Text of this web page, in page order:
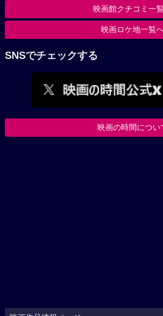
映画館クチコミ一
映画ロケ地一覧
SNSでチェックする
映画の時間につい